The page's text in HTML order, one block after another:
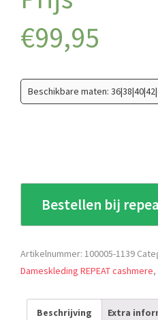
€99,95
Beschikbare maten:
Bestellen bij
Artikelnummer: 100005-1139
Dameskleding REPEAT cashmere,
Beschrijving Extra